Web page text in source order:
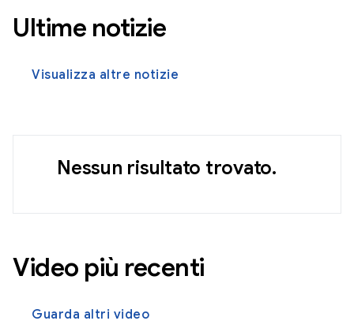
Ultime notizie
Visualizza altre notizie
Nessun risultato trovato.
Video più recenti
Guarda altri video